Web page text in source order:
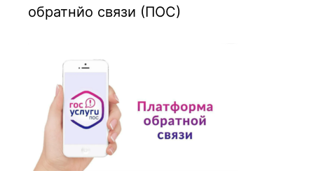
обратнйо связи (ПОС)